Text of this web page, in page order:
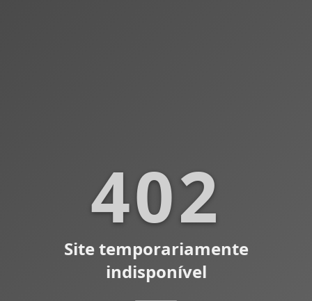
402
Site temporariamente
indisponível